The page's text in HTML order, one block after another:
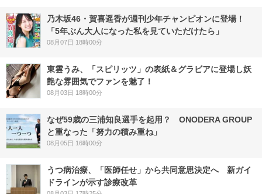
乃木坂46・賀喜遥香が週刊少年チャンピオンに登場！
「5年ぶん大人になった私を見ていただけたら」
08月07日 18時00分
東雲うみ、「スピリッツ」の表紙＆グラビアに登場し妖
艶な雰囲気でファンを魅了！
08月03日 18時00分
なぜ59歳の三浦知良選手を起用？ ONODERA GROUP
と重なった「努力の積み重ね」
08月05日 16時00分
うつ病治療、「医師任せ」から共同意思決定へ 新ガイ
ドラインが示す診療改革